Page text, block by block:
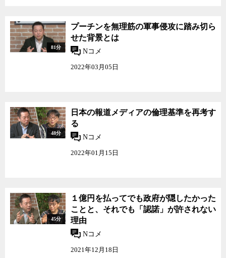
81分
プーチンを無理筋の軍事侵攻に踏み切ら
せた背景とは
Nコメ
2022年03月05日
48分
日本の報道メディアの倫理基準を再考す
る
Nコメ
2022年01月15日
45分
１億円を払ってでも政府が隠したかった
ことと、それでも「認諾」が許されない
理由
Nコメ
2021年12月18日